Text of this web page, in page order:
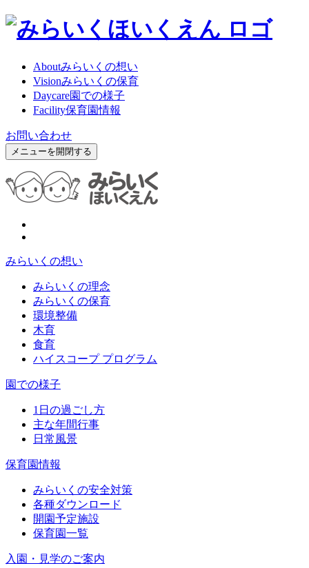
Aboutみらいくの想い
Visionみらいくの保育
Daycare園での様子
Facility保育園情報
お問い合わせ
メニューを開閉する
みらいくの想い
みらいくの理念
みらいくの保育
環境整備
木育
食育
ハイスコープ プログラム
園での様子
1日の過ごし方
主な年間行事
日常風景
保育園情報
みらいくの安全対策
各種ダウンロード
開園予定施設
保育園一覧
入園・見学のご案内